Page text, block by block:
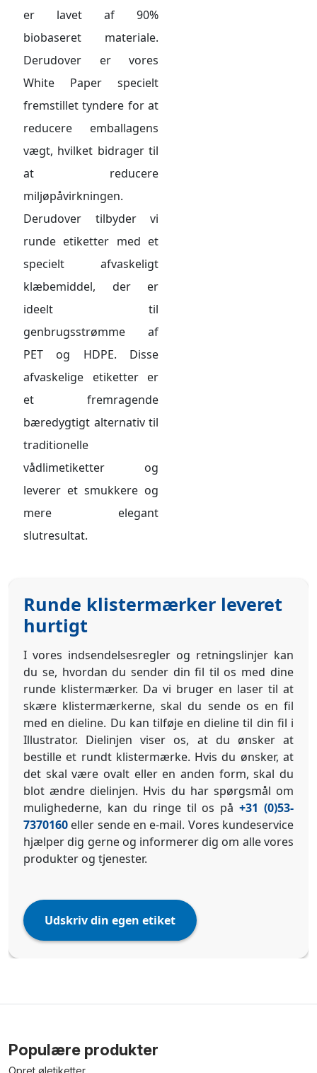
er lavet af 90%
biobaseret materiale.
Derudover er vores
White Paper specielt
fremstillet tyndere for at
reducere emballagens
vægt, hvilket bidrager til
at reducere
miljøpåvirkningen.
Derudover tilbyder vi
runde etiketter med et
specielt afvaskeligt
klæbemiddel, der er
ideelt til
genbrugsstrømme af
PET og HDPE. Disse
afvaskelige etiketter er
et fremragende
bæredygtigt alternativ til
traditionelle
vådlimetiketter og
leverer et smukkere og
mere elegant
slutresultat.
Runde klistermærker leveret
hurtigt
I vores indsendelsesregler og retningslinjer kan
du se, hvordan du sender din fil til os med dine
runde klistermærker. Da vi bruger en laser til at
skære klistermærkerne, skal du sende os en fil
med en dieline. Du kan tilføje en dieline til din fil i
Illustrator. Dielinjen viser os, at du ønsker at
bestille et rundt klistermærke. Hvis du ønsker, at
det skal være ovalt eller en anden form, skal du
blot ændre dielinjen. Hvis du har spørgsmål om
mulighederne, kan du ringe til os på +31 (0)53-
7370160 eller sende en e-mail. Vores kundeservice
hjælper dig gerne og informerer dig om alle vores
produkter og tjenester.
Udskriv din egen etiket
Populære produkter